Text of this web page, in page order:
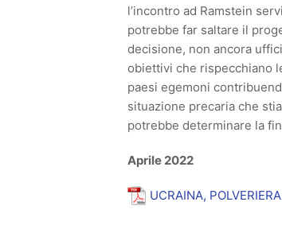
l’incontro ad Ramstein
potrebbe far saltare il
decisione, non ancora
obiettivi che rispecchiano
paesi egemoni
situazione precaria che
potrebbe determinare la
Aprile 2022
UCRAINA,